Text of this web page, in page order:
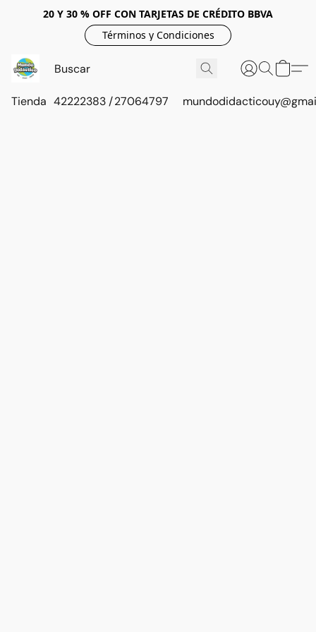
20 Y 30 % OFF CON TARJETAS DE CRÉDITO BBVA
Términos y Condiciones
Tienda 42222383 / 27064797